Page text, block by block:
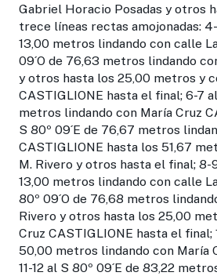
Gabriel Horacio Posadas y otros
trece líneas rectas amojonadas: 4-
13,00 metros lindando con calle
09´O de 76,63 metros lindando
y otros hasta los 25,00 metros y
CASTIGLIONE hasta el final; 6-7
metros lindando con María Cruz
S 80º 09´E de 76,67 metros
CASTIGLIONE hasta los 51,67
M. Rivero y otros hasta el final; 8-9
13,00 metros lindando con calle
80º 09´O de 76,68 metros
Rivero y otros hasta los 25,00
Cruz CASTIGLIONE hasta el final;
50,00 metros lindando con María
11-12 al S 80º 09´E de 83,22